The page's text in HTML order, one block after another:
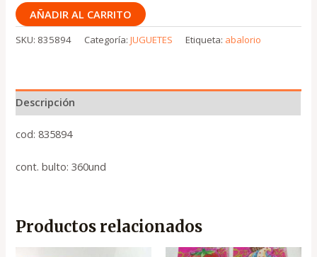
AÑADIR AL CARRITO
SKU: 835894 Categoría:JUGUETES Etiqueta: abalorio
Descripción
cod: 835894
cont. bulto: 360und
Productos relacionados